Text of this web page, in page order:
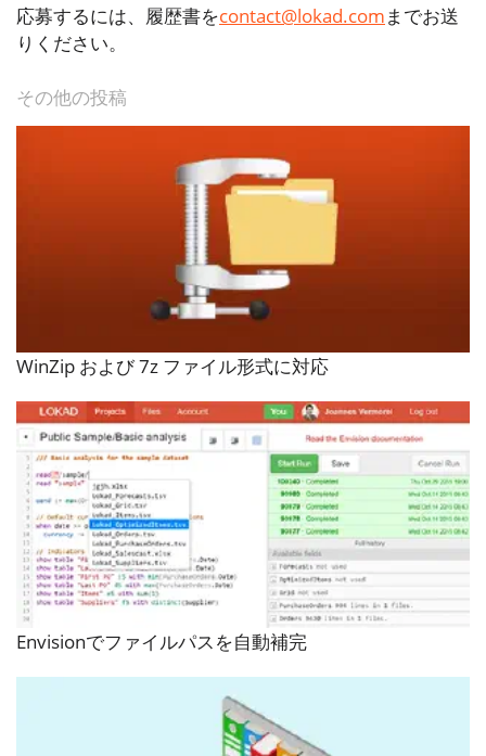
応募するには、履歴書をcontact@lokad.comまでお送
りください。
その他の投稿
WinZip および 7z ファイル形式に対応
Envisionでファイルパスを自動補完